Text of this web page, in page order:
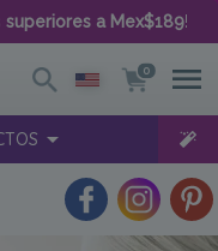
superiores a Mex$189!
0